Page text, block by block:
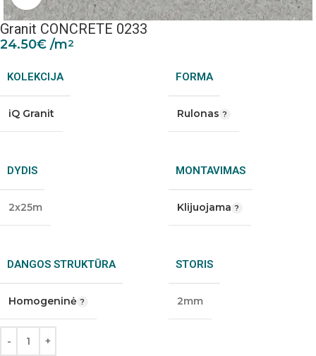
Granit CONCRETE 0233
24.50€ /m2
KOLEKCIJA
iQ Granit
FORMA
Rulonas
DYDIS
2x25m
MONTAVIMAS
Klijuojama
DANGOS STRUKTŪRA
Homogeninė
STORIS
2mm